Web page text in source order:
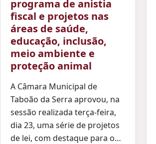
programa de anistia
fiscal e projetos nas
áreas de saúde,
educação, inclusão,
meio ambiente e
proteção animal
A Câmara Municipal de
Taboão da Serra aprovou, na
sessão realizada terça-feira,
dia 23, uma série de projetos
de lei, com destaque para o…